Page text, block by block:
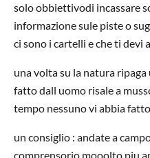
solo obbiettivodi incassare
informazione sule piste o
ci sono i cartelli e che ti devi
una volta su la natura
fatto dall uomo risale a
tempo nessuno vi abbia
un consiglio : andate a
comprensorio mooolto piu